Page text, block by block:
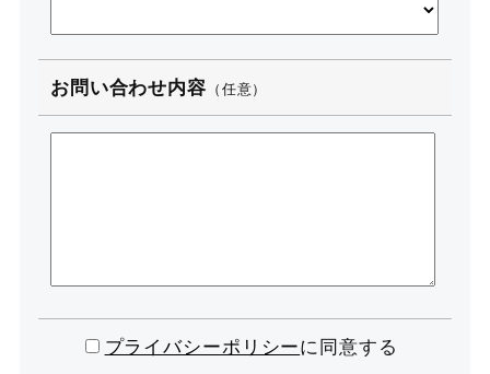
お問い合わせ内容 （任意）
プライバシーポリシーに同意する